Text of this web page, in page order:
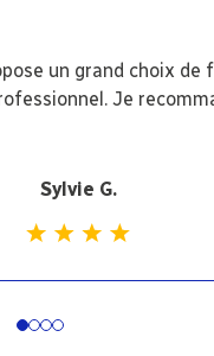
un grand choix de
Je
Sylvie G.
1234